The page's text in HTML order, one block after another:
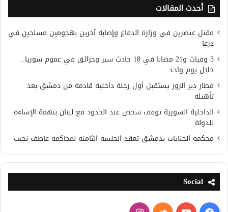
أحدث المقالات
مقتل عنصرين في وزارة الدفاع وإصابة آخرين بهجومين مسلحين في
درعا
3 وفيات و21 مصابا في 18 حادث سير وحرائق في عموم سوريا..
خلال يوم واحد
مطار دير الزور يستقبل أول رحلة داخلية قادمة من دمشق بعد
تأهيله
الداخلية السورية توقف شخص عند الحدود مع لبنان بتهمة الإساءة
للدولة
محكمة الجنايات بدمشق تعقد الجلسة الثامنة لمحاكمة عاطف نجيب
Social